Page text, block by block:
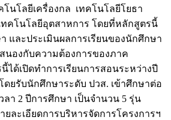
นโลยีเครื่องกล เทคโนโลยีโยธา
ทคโนโลยีอุตสาหการ โดยที่หลักสูตรนี้
และประเมินผลการเรียนของนักศึกษา
นองกับความต้องการของภาค
ได้เปิดทำการเรียนการสอนระหว่างปี
โดยรับนักศึกษาระดับ ปวส. เข้าศึกษาต่อ
ลา 2 ปีการศึกษา เป็นจำนวน 5 รุ่น
ละเอียดการบริหารจัดการโครงการฯ